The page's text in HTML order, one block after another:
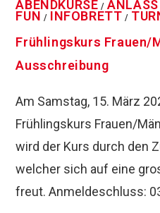
ABENDKURSE /ANLASS
FUN / INFOBRETT /
Frühlingskurs Frauen/
Ausschreibung
Am Samstag, 15. März
Frühlingskurs Frauen/
wird der Kurs durch den
welcher sich auf eine
freut. Anmeldeschluss: